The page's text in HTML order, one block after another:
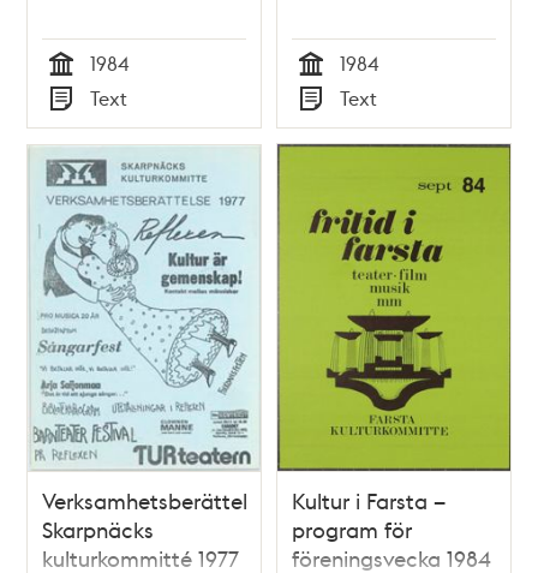
Tid
1984
Typ
Text Tid
1984
Typ
Text
Verksamhetsberättelse,
Skarpnäcks
kulturkommitté 1977
Kultur i Farsta –
program för
föreningsvecka 1984